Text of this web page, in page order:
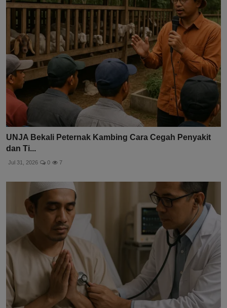
UNJA Bekali Peternak Kambing Cara Cegah Penyakit
dan Ti...
Jul 31, 2026 0 7